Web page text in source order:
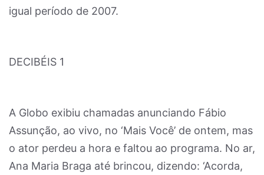
igual período de 2007.
DECIBÉIS 1
A Globo exibiu chamadas anunciando Fábio
Assunção, ao vivo, no ‘Mais Você’ de ontem, mas
o ator perdeu a hora e faltou ao programa. No ar,
Ana Maria Braga até brincou, dizendo: ‘Acorda,